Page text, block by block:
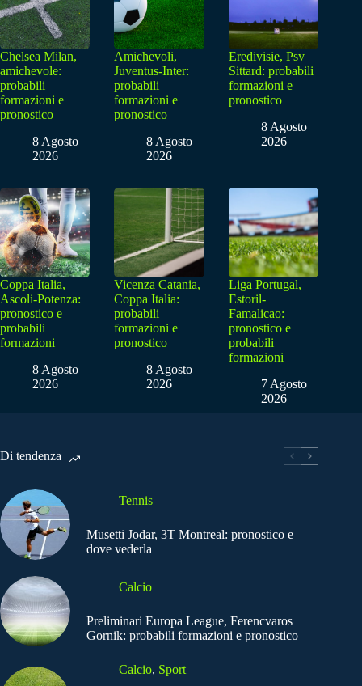
Chelsea Milan,
amichevole:
probabili
formazioni e
pronostico
8 Agosto
2026
Amichevoli,
Juventus-Inter:
probabili
formazioni e
pronostico
8 Agosto
2026
Eredivisie, Psv
Sittard: probabili
formazioni e
pronostico
8 Agosto
2026
Coppa Italia,
Ascoli-Potenza:
pronostico e
probabili
formazioni
8 Agosto
2026
Vicenza Catania,
Coppa Italia:
probabili
formazioni e
pronostico
8 Agosto
2026
Liga Portugal,
Estoril-
Famalicao:
pronostico e
probabili
formazioni
7 Agosto
2026
Di tendenza
Tennis
Musetti Jodar, 3T Montreal: pronostico e
dove vederla
Calcio
Preliminari Europa League, Ferencvaros
Gornik: probabili formazioni e pronostico
Calcio, Sport